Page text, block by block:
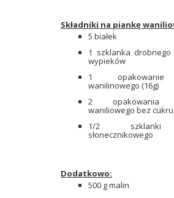
Składniki na piankę
5 białek
1 szklanka
wypieków
1
wanilinowego (16g)
2 opakowania
waniliowego bez cukru
1/2
słonecznikowego
Dodatkowo:
500 g malin